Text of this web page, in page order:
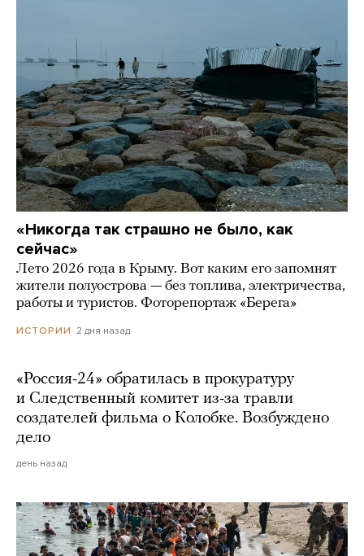
«Никогда так страшно не было, как
сейчас»
Лето 2026 года в Крыму. Вот каким его запомнят
жители полуострова — без топлива, электричества,
работы и туристов. Фоторепортаж «Берега»
ИСТОРИИ 2 дня назад
«Россия-24» обратилась в прокуратуру
и Следственный комитет из-за травли
создателей фильма о Колобке. Возбуждено
дело
день назад